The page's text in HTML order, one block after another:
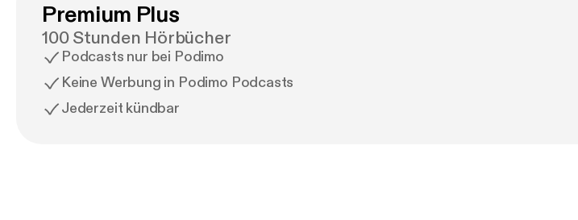
Premium Plus
100 Stunden Hörbücher
Podcasts nur bei Podimo
Keine Werbung in Podimo Podcasts
Jederzeit kündbar